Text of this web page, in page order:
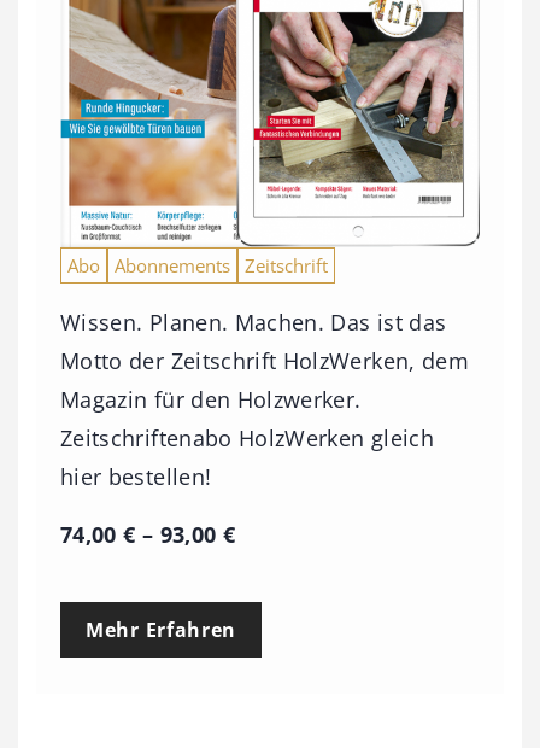
Abo Abonnements Zeitschrift
Wissen. Planen. Machen. Das ist das
Motto der Zeitschrift HolzWerken, dem
Magazin für den Holzwerker.
Zeitschriftenabo HolzWerken gleich
hier bestellen!
74,00€ – 93,00 €P
e
Mehr Erfahren